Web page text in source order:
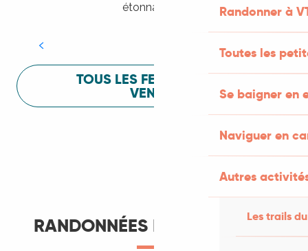
Randonner à
Toutes les
Se baigner en
Naviguer en
Autres
Les trails
étonnantes !
Festival Lot of Saveurs
TOUS LES FESTIVALS À
VENIR
RANDONNÉES ET ITINÉRANCE